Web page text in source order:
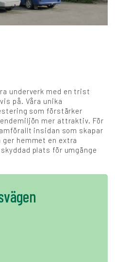
FI DE
PL
underverk med en trist
på. Våra unika
som förstärker
mer attraktiv. För
insidan som skapar
ger hemmet en extra
plats för umgänge